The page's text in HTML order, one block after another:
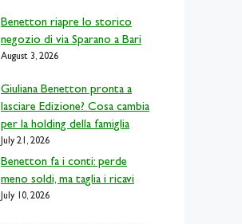
Benetton riapre lo storico
negozio di via Sparano a Bari
August 3, 2026
Giuliana Benetton pronta a
lasciare Edizione? Cosa cambia
per la holding della famiglia
July 21, 2026
Benetton fa i conti: perde
meno soldi, ma taglia i ricavi
July 10, 2026